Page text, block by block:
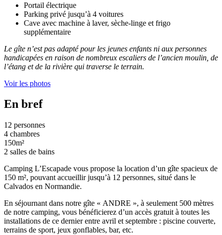
Portail électrique
Parking privé jusqu’à 4 voitures
Cave avec machine à laver, sèche-linge et frigo
supplémentaire
Le gîte n’est pas adapté pour les jeunes enfants ni aux personnes
handicapées en raison de nombreux escaliers de l’ancien moulin, de
l’étang et de la rivière qui traverse le terrain.
Voir les photos
En bref
12 personnes
4 chambres
150m²
2 salles de bains
Camping L’Escapade vous propose la location d’un gîte spacieux de
150 m², pouvant accueillir jusqu’à 12 personnes, situé dans le
Calvados en Normandie.
En séjournant dans notre gîte « ANDRE », à seulement 500 mètres
de notre camping, vous bénéficierez d’un accès gratuit à toutes les
installations de ce dernier entre avril et septembre : piscine couverte,
terrains de sport, jeux gonflables, bar, etc.